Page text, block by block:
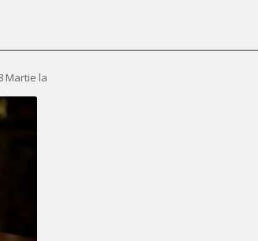
Martie la